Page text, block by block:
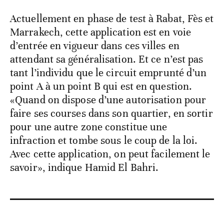
Actuellement en phase de test à Rabat, Fès et
Marrakech, cette application est en voie
d’entrée en vigueur dans ces villes en
attendant sa généralisation. Et ce n’est pas
tant l’individu que le circuit emprunté d’un
point A à un point B qui est en question.
«Quand on dispose d’une autorisation pour
faire ses courses dans son quartier, en sortir
pour une autre zone constitue une
infraction et tombe sous le coup de la loi.
Avec cette application, on peut facilement le
savoir», indique Hamid El Bahri.